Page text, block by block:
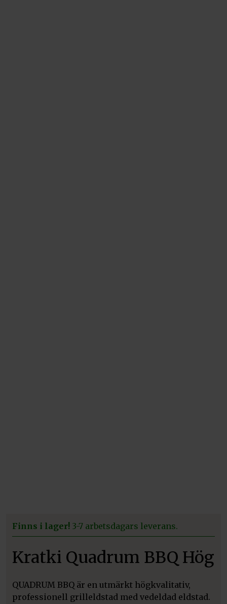
Finns i lager! 3-7 arbetsdagars leverans.
Kratki Quadrum BBQ Hög
QUADRUM BBQ är en utmärkt högkvalitativ,
professionell grilleldstad med vedeldad eldstad.